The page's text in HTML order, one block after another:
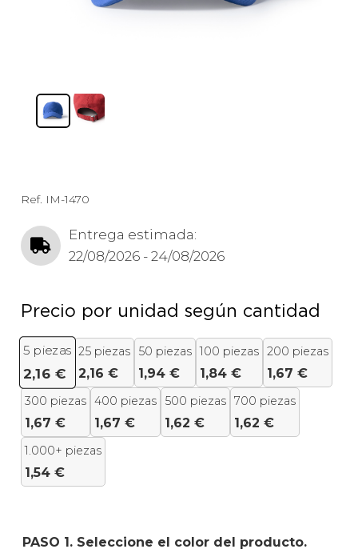
Ref. IM-1470
Entrega estimada:
22/08/2026 - 24/08/2026
Precio por unidad según cantidad
5 piezas
2,16 €
25 piezas
2,16 €
50 piezas
1,94 €
100 piezas
1,84 €
200 piezas
1,67 €
300 piezas
1,67 €
400 piezas
1,67 €
500 piezas
1,62 €
700 piezas
1,62 €
1.000+ piezas
1,54 €
PASO 1. Seleccione el color del producto.